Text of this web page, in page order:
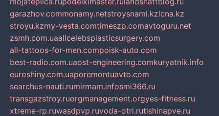
garazhov.commonamy.netstroysnami.kzlcna.kz
stroyu.kzmy-vesta.comtimeszp.comavtoguru.net
zsmh.com.uaallcelebsplasticsurgery.com
all-tattoos-for-men.compoisk-auto.com
best-radio.com.uaost-engineering.comkuryatnik.info
euroshiny.com.uaporemontuavto.com
searchus-nauti.rumirmam.infosmi366.ru
transgazstroy.ruorgmanagement.orgyes-fitness.ru
xtreme-rp.ruwasdpvp.ruvoda-otri.rutishinapve.ru